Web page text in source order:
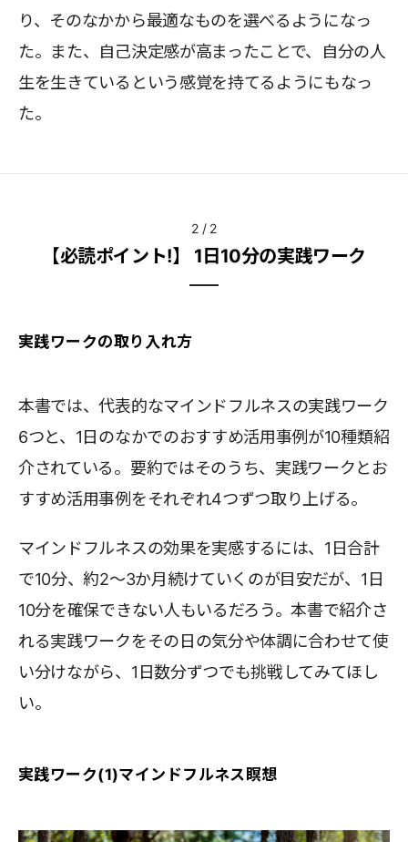
り、そのなかから最適なものを選べるようになっ
た。また、自己決定感が高まったことで、自分の人
生を生きているという感覚を持てるようにもなっ
た。
2/ 2
【必読ポイント!】 1日10分の実践ワーク
実践ワークの取り入れ方
本書では、代表的なマインドフルネスの実践ワーク
6つと、1日のなかでのおすすめ活用事例が10種類紹
介されている。要約ではそのうち、実践ワークとお
すすめ活用事例をそれぞれ4つずつ取り上げる。
マインドフルネスの効果を実感するには、1日合計
で10分、約2～3か月続けていくのが目安だが、1日
10分を確保できない人もいるだろう。本書で紹介さ
れる実践ワークをその日の気分や体調に合わせて使
い分けながら、1日数分ずつでも挑戦してみてほし
い。
実践ワーク(1)マインドフルネス瞑想